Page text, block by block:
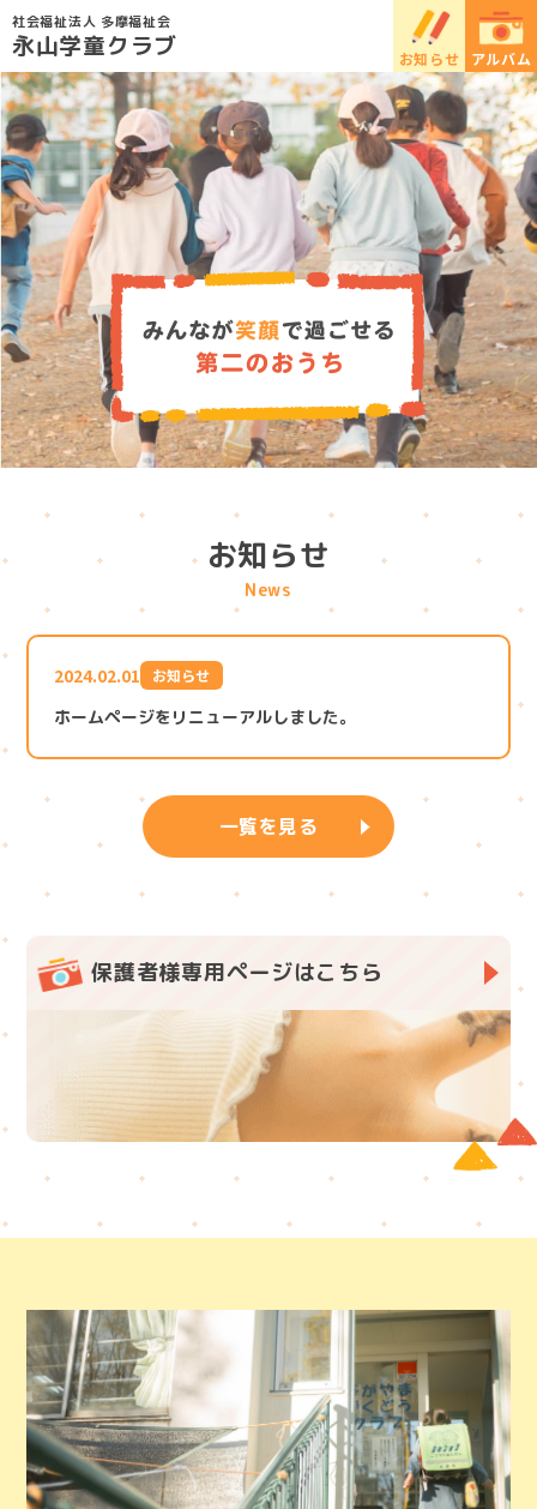
社会福祉法人 多摩福祉会
永山学童クラブ お知らせ アルバム
お知らせ
News
2024.02.01 お知らせ
ホームページをリニューアルしました。
一覧を見る
保護者様専用ページはこちら